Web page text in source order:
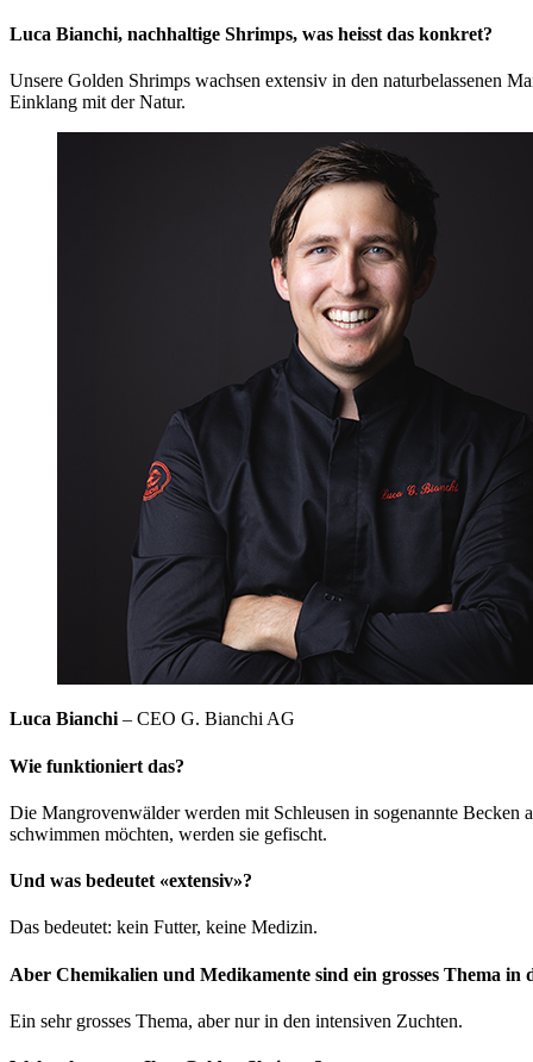
Luca Bianchi, nachhaltige Shrimps, was heisst das konkret?
Unsere Golden Shrimps wachsen extensiv in den naturbelassenen
Einklang mit der Natur.
Luca Bianchi– CEO G. Bianchi AG
Wie funktioniert das?
Die Mangrovenwälder werden mit Schleusen in sogenannte
schwimmen möchten, werden sie gefischt.
Und was bedeutet «extensiv»?
Das bedeutet: kein Futter, keine Medizin.
Aber Chemikalien und Medikamente sind ein grosses Thema
Ein sehr grosses Thema, aber nur in den intensiven Zuchten.